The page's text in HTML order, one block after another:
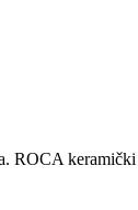
keramički